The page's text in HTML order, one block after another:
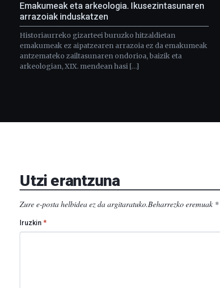
Emakumeak eta arkeologia. Ikusezintasunaren
arrazoiak induskatzen
Historiaurreko gizarteei buruzko hitzaldietan
emakumeak ez aipatzearen arrazoia ez da emakumeak
antzemateko zailtasunaren ondorioa, baizik eta
arkeologian, XIX. mendean hasi […]
Utzi erantzuna
Zure e-posta helbidea ez da argitaratuko.Beharrezko eremuak *
Iruzkin*